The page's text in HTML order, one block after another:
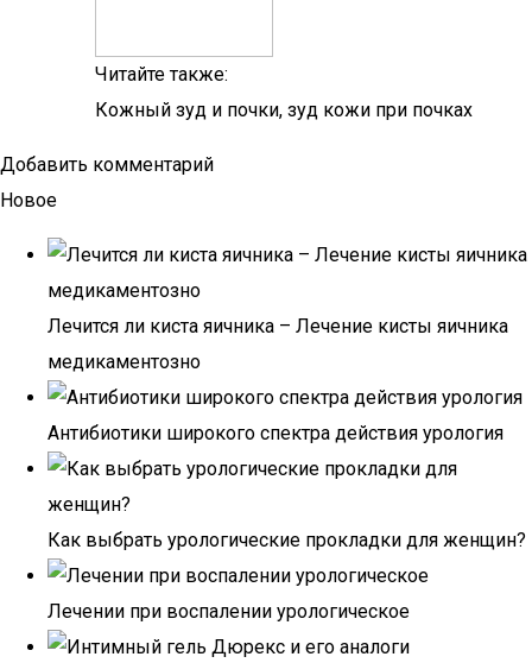
Читайте также:
Кожный зуд и почки, зуд кожи при почках
Добавить комментарий
Новое
Лечится ли киста яичника – Лечение кисты яичника
медикаментозно
Антибиотики широкого спектра действия урология
Как выбрать урологические прокладки для женщин?
Лечении при воспалении урологическое